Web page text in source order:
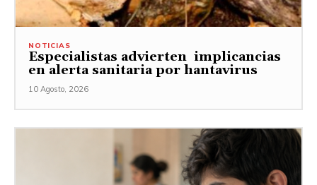
NOTICIAS
Especialistas advierten implicancias
en alerta sanitaria por hantavirus
10 Agosto, 2026